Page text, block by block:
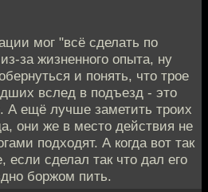
мог "всё сделать по
за жизненного опыта, ну
и понять, что трое
вслед в подъезд - это
А ещё лучше заметить троих
они же в место действия не
подходят. А когда вот так
если сделал так что дал его
боржом пить.